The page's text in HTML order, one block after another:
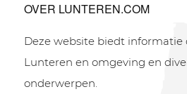
OVER LUNTEREN.COM
Deze website biedt informatie
Lunteren en omgeving en
onderwerpen.